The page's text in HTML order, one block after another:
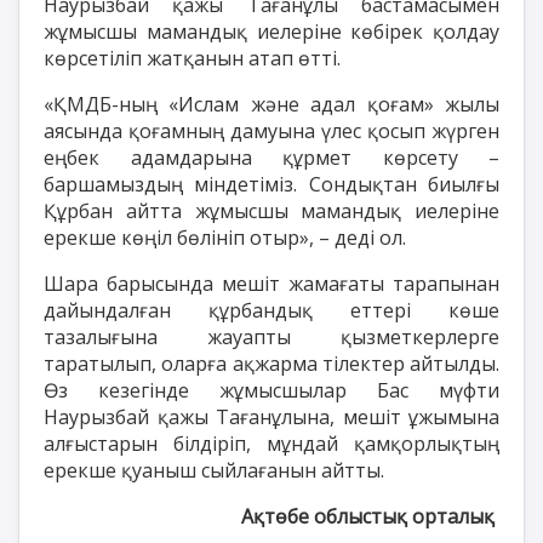
жұмысшы мамандық иелеріне көбірек қолдау
көрсетіліп жатқанын атап өтті.
«ҚМДБ-ның «Ислам және адал қоғам» жылы
аясында қоғамның дамуына үлес қосып жүрген
еңбек адамдарына құрмет көрсету –
баршамыздың міндетіміз. Сондықтан биылғы
Құрбан айтта жұмысшы мамандық иелеріне
ерекше көңіл бөлініп отыр», – деді ол.
Шара барысында мешіт жамағаты тарапынан
дайындалған құрбандық еттері көше
тазалығына жауапты қызметкерлерге
таратылып, оларға ақжарма тілектер айтылды.
Өз кезегінде жұмысшылар Бас мүфти
Наурызбай қажы Тағанұлына, мешіт ұжымына
алғыстарын білдіріп, мұндай қамқорлықтың
ерекше қуаныш сыйлағанын айтты.
Ақтөбе облыстық орталық